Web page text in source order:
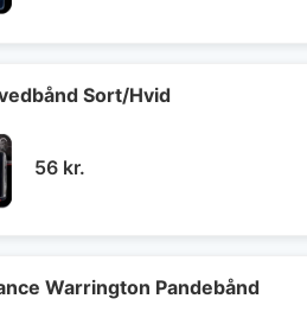
Sort/Hvid
56 kr.
Warrington Pandebånd